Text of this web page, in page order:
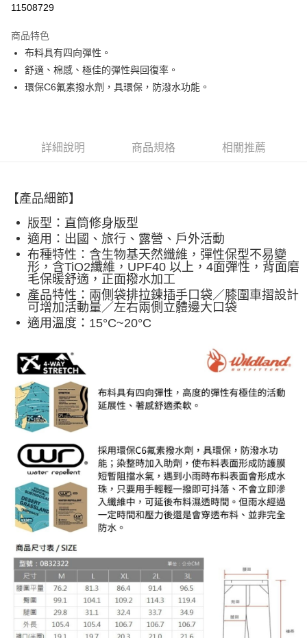
上海商業儲蓄銀行
臺灣中小企業銀行
匯豐（台灣）商業銀行
聯邦商業銀行
遠東國際商業銀行
元大商業銀行
永豐商業銀行
LINE Pay
Apple Pay
ATM付款
每筆NT$60，滿NT$490(含以上)免運費
付款後7-11取貨
每筆NT$60，滿NT$490(含以上)免運費
宅配
每筆NT$80，滿NT$490(含以上)免運費
每筆NT$80，滿NT$490(含以上)免運費
付款後門市自取
免運費
順豐貨運海外配送(運費買家自付，順豐交貨並收取運費)
11508729
商品特色
布料具有四向彈性。
舒適、棉感、極佳的彈性與回復率。
環保C6氟素撥水劑，具環保，防潑水功能。
詳細說明 商品規格 相關推薦
【產品細節】
版型：直筒修身版型
適用： 出國、旅行、露營、戶外活動
布種特性： 含生物基天然纖維，彈性保型不易變
形， 含TiO2纖維，UPF40 以上，4面彈性，背面磨
毛保暖舒適，正面撥水加工
產品特性： 兩側袋排拉鍊插手口袋／膝圍車摺設計
可增加活動量／左右兩側立體邊大口袋
適用溫度： 15°C~20°C